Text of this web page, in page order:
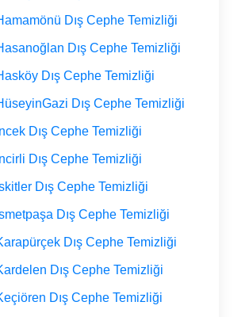
Dış Cephe Temizliği
Dış Cephe Temizliği
Dış Cephe Temizliği
Dış Cephe Temizliği
İncek Dış Cephe Temizliği
İncirli Dış Cephe Temizliği
Dış Cephe Temizliği
Dış Cephe Temizliği
Dış Cephe Temizliği
Dış Cephe Temizliği
Dış Cephe Temizliği